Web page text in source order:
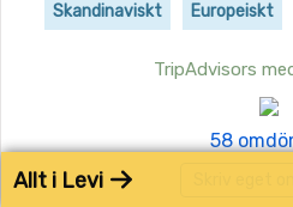
Skandinaviskt Europeiskt
TripAdvisors
58
Allt i Levi